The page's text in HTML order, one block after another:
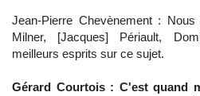
Jean-Pierre Chevènement :
Milner, [Jacques] Périault,
meilleurs esprits sur ce sujet.
Gérard Courtois : C'est quand